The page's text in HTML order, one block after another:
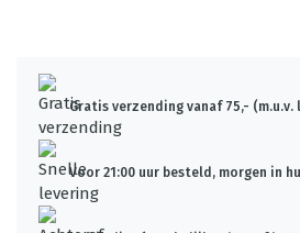
Gratis verzending vanaf 75,- (m.u.v.
Voor 21:00 uur besteld, morgen in